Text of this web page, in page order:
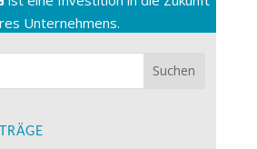
Unternehmens.